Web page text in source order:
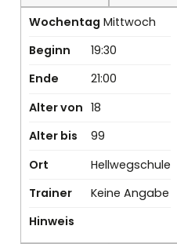
Wochentag Mittwoch
Beginn
19:30
Ende
21:00
Alter von 18
Alter bis
99
Ort
Hellwegschule
Trainer
Keine Angabe
Hinweis